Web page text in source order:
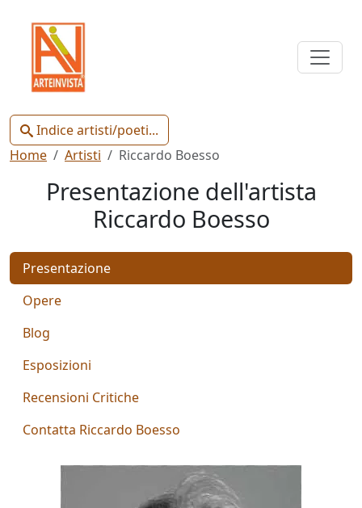
Indice artisti/poeti...
Indice
Artisti
Poeti
Artisti
Poeti
Aiolo
AJ
Home Artisti Riccardo Boesso
Presentazione dell'artista
Riccardo Boesso
Presentazione
Opere
Blog
Esposizioni
Recensioni Critiche
Contatta Riccardo Boesso